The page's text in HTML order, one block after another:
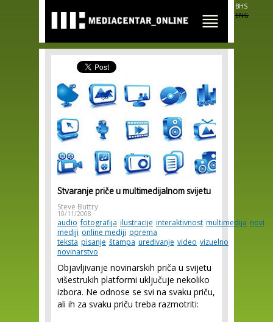
main
content
BHS
ENG
Stvaranje priče u multimedijalnom svijetu
Steve Buttry
10/11/2008
audio fotografija ilustracije interaktivnost multimedija novi
mediji online mediji oprema
teksta pisanje štampa uređivanje video vizuelno
novinarstvo
Objavljivanje novinarskih priča u svijetu
višestrukih platformi uključuje nekoliko
izbora. Ne odnose se svi na svaku priču,
ali ih za svaku priču treba razmotriti: